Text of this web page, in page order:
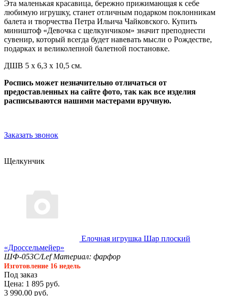
Эта маленькая красавица, бережно прижимающая к себе
любимую игрушку, станет отличным подарком поклонникам
балета и творчества Петра Ильича Чайковского. Купить
миништоф «Девочка с щелкунчиком» значит преподнести
сувенир, который всегда будет навевать мысли о Рождестве,
подарках и великолепной балетной постановке.
ДШВ 5 х 6,3 х 10,5 см.
Роспись может незначительно отличаться от
предоставленных на сайте фото, так как все изделия
расписываются нашими мастерами вручную.
Заказать звонок
Щелкунчик
Елочная игрушка Шар плоский
«Дроссельмейер»
ШФ-053С/Lef Материал: фарфор
Изготовление 16 недель
Под заказ
Цена: 1 895 руб.
3 990.00 руб.